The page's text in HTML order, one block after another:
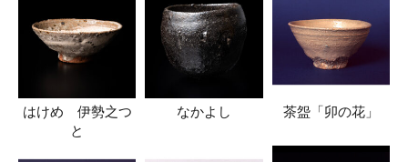
はけめ 伊勢之つ
と
なかよし 茶盌「卯の花」